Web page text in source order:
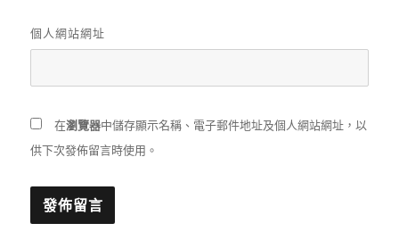
個人網站網址
在瀏覽器中儲存顯示名稱、電子郵件地址及個人網站網址，以
供下次發佈留言時使用。